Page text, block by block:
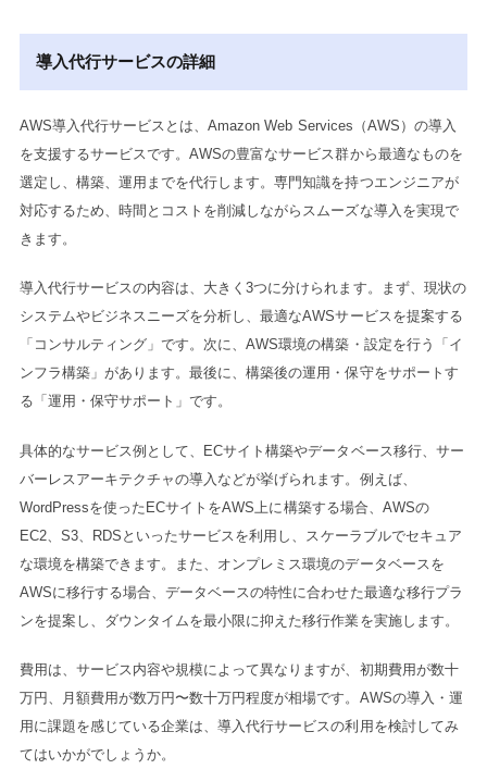
導入代行サービスの詳細
AWS導入代行サービスとは、Amazon Web Services（AWS）の導入
を支援するサービスです。AWSの豊富なサービス群から最適なものを
選定し、構築、運用までを代行します。専門知識を持つエンジニアが
対応するため、時間とコストを削減しながらスムーズな導入を実現で
きます。
導入代行サービスの内容は、大きく3つに分けられます。まず、現状の
システムやビジネスニーズを分析し、最適なAWSサービスを提案する
「コンサルティング」です。次に、AWS環境の構築・設定を行う「イ
ンフラ構築」があります。最後に、構築後の運用・保守をサポートす
る「運用・保守サポート」です。
具体的なサービス例として、ECサイト構築やデータベース移行、サー
バーレスアーキテクチャの導入などが挙げられます。例えば、
WordPressを使ったECサイトをAWS上に構築する場合、AWSの
EC2、S3、RDSといったサービスを利用し、スケーラブルでセキュア
な環境を構築できます。また、オンプレミス環境のデータベースを
AWSに移行する場合、データベースの特性に合わせた最適な移行プラ
ンを提案し、ダウンタイムを最小限に抑えた移行作業を実施します。
費用は、サービス内容や規模によって異なりますが、初期費用が数十
万円、月額費用が数万円〜数十万円程度が相場です。AWSの導入・運
用に課題を感じている企業は、導入代行サービスの利用を検討してみ
てはいかがでしょうか。